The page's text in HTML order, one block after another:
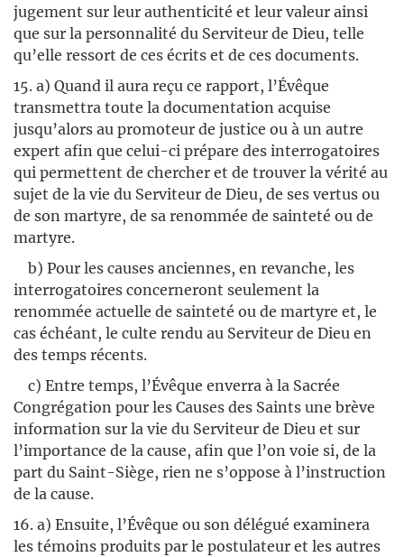
jugement sur leur authenticité et leur valeur ainsi
que sur la personnalité du Serviteur de Dieu, telle
qu’elle ressort de ces écrits et de ces documents.
15. a) Quand il aura reçu ce rapport, l’Évêque
transmettra toute la documentation acquise
jusqu’alors au promoteur de justice ou à un autre
expert afin que celui-ci prépare des interrogatoires
qui permettent de chercher et de trouver la vérité au
sujet de la vie du Serviteur de Dieu, de ses vertus ou
de son martyre, de sa renommée de sainteté ou de
martyre.
b) Pour les causes anciennes, en revanche, les
interrogatoires concerneront seulement la
renommée actuelle de sainteté ou de martyre et, le
cas échéant, le culte rendu au Serviteur de Dieu en
des temps récents.
c) Entre temps, l’Évêque enverra à la Sacrée
Congrégation pour les Causes des Saints une brève
information sur la vie du Serviteur de Dieu et sur
l’importance de la cause, afin que l’on voie si, de la
part du Saint-Siège, rien ne s’oppose à l’instruction
de la cause.
16. a) Ensuite, l’Évêque ou son délégué examinera
les témoins produits par le postulateur et les autres